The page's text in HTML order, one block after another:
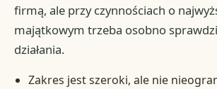
firmą, ale przy czynnościach o
majątkowym trzeba osobno
działania.
Zakres jest szeroki, ale nie